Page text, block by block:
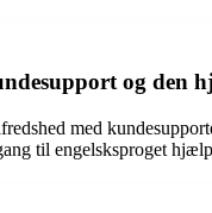
og den
med
til engelsksproget